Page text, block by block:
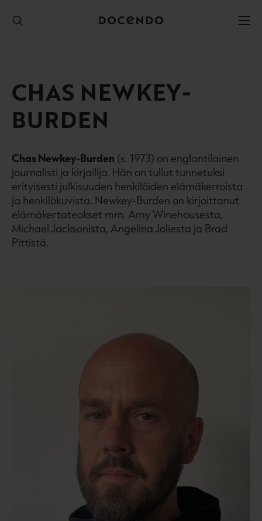
sisältöön
CHAS NEWKEY-
BURDEN
Chas Newkey-Burden (s. 1973) on englantilainen
journalisti ja kirjailija. Hän on tullut tunnetuksi
erityisesti julkisuuden henkilöiden elämäkerroista
ja henkilökuvista. Newkey-Burden on kirjoittanut
elämäkertateokset mm. Amy Winehousesta,
Michael Jacksonista, Angelina Joliesta ja Brad
Pittistä.